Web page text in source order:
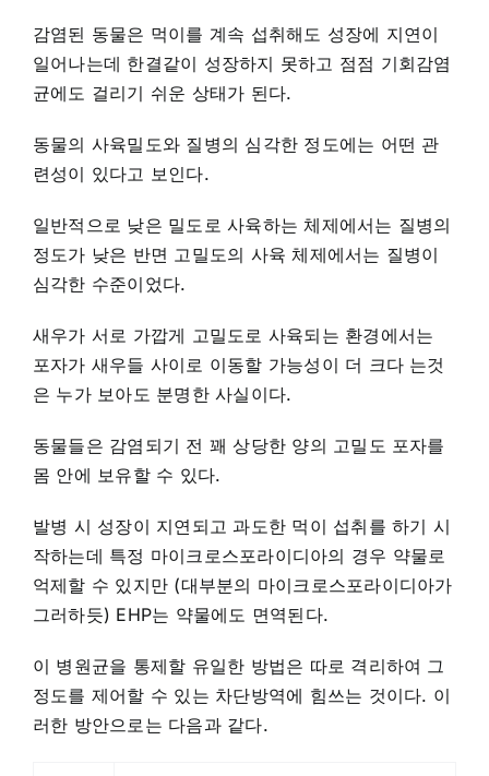
감염된 동물은 먹이를 계속 섭취해도 성장에 지연이
일어나는데 한결같이 성장하지 못하고 점점 기회감염
균에도 걸리기 쉬운 상태가 된다.
동물의 사육밀도와 질병의 심각한 정도에는 어떤 관
련성이 있다고 보인다.
일반적으로 낮은 밀도로 사육하는 체제에서는 질병의
정도가 낮은 반면 고밀도의 사육 체제에서는 질병이
심각한 수준이었다.
새우가 서로 가깝게 고밀도로 사육되는 환경에서는
포자가 새우들 사이로 이동할 가능성이 더 크다 는것
은 누가 보아도 분명한 사실이다.
동물들은 감염되기 전 꽤 상당한 양의 고밀도 포자를
몸 안에 보유할 수 있다.
발병 시 성장이 지연되고 과도한 먹이 섭취를 하기 시
작하는데 특정 마이크로스포라이디아의 경우 약물로
억제할 수 있지만 (대부분의 마이크로스포라이디아가
그러하듯) EHP는 약물에도 면역된다.
이 병원균을 통제할 유일한 방법은 따로 격리하여 그
정도를 제어할 수 있는 차단방역에 힘쓰는 것이다. 이
러한 방안으로는 다음과 같다.